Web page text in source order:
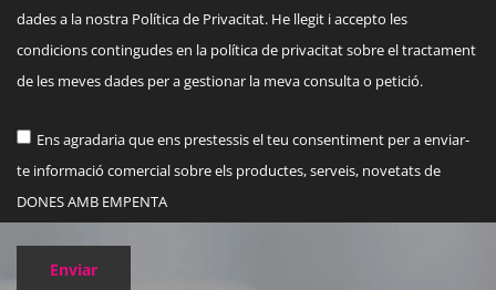
dades a la nostra Política de Privacitat. He llegit i accepto les
condicions contingudes en la política de privacitat sobre el tractament
de les meves dades per a gestionar la meva consulta o petició.
Ens agradaria que ens prestessis el teu consentiment per a enviar-
te informació comercial sobre els productes, serveis, novetats de
DONES AMB EMPENTA
Enviar